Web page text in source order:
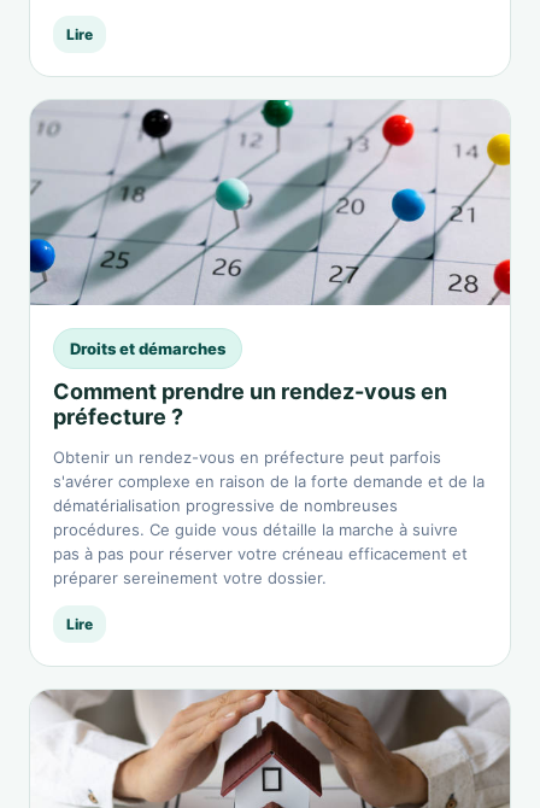
Lire
Droits et démarches
Comment prendre un rendez-vous en
préfecture ?
Obtenir un rendez-vous en préfecture peut parfois
s'avérer complexe en raison de la forte demande et de la
dématérialisation progressive de nombreuses
procédures. Ce guide vous détaille la marche à suivre
pas à pas pour réserver votre créneau efficacement et
préparer sereinement votre dossier.
Lire